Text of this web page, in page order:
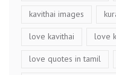
kavithai images
love kavithai love
love quotes in tamil